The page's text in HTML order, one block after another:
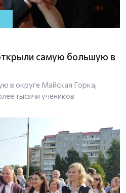
самую большую в
в округе Майская Горка,
тысячи учеников